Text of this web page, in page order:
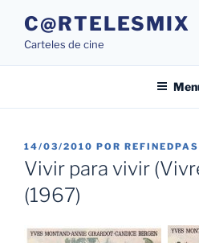
contenido
C@RTELESMIX
Carteles de cine
PUBLICADO
EL
14/03/2010 POR
Vivir para vivir
(1967)